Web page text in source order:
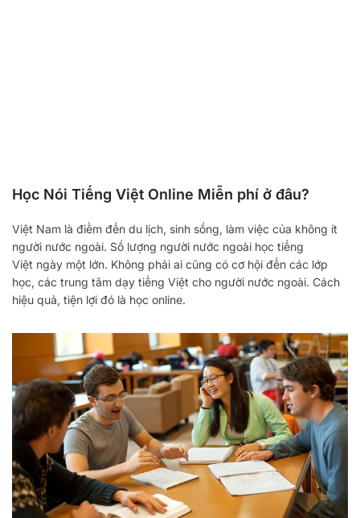
Học Nói Tiếng Việt Online Miễn phí ở đâu?
Việt Nam là điểm đến du lịch, sinh sống, làm việc của không ít
người nước ngoài. Số lượng người nước ngoài học tiếng
Việt ngày một lớn. Không phải ai cũng có cơ hội đến các lớp
học, các trung tâm dạy tiếng Việt cho người nước ngoài. Cách
hiệu quả, tiện lợi đó là học online.